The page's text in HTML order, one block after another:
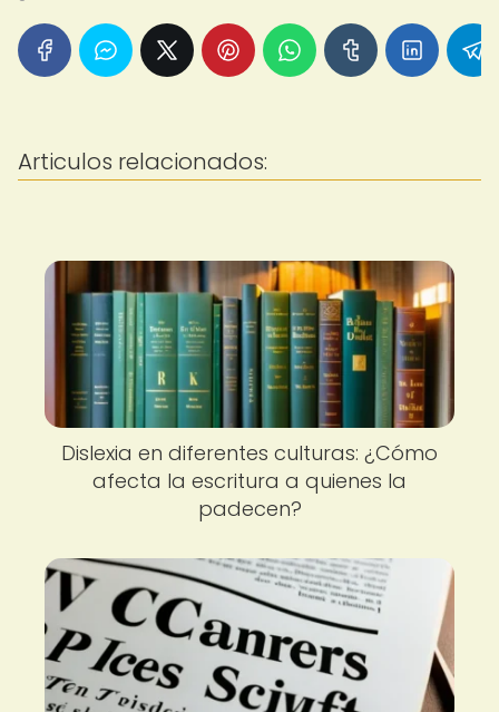
Articulos relacionados:
Dislexia en diferentes culturas: ¿Cómo
afecta la escritura a quienes la
padecen?